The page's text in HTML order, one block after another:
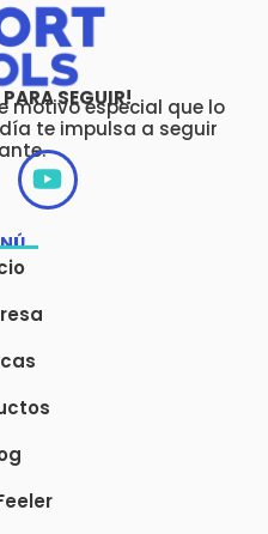
SEGUIR!
motivo especial que lo
te impulsa a seguir
Y
o
u